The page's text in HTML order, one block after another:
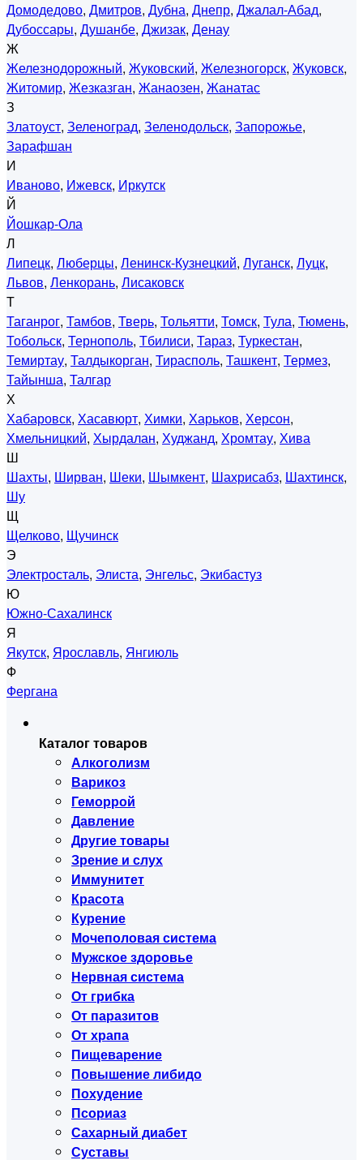
Домодедово, Дмитров, Дубна, Днепр, Джалал-Абад,
Дубоссары, Душанбе, Джизак, Денау
Ж
Железнодорожный, Жуковский, Железногорск, Жуковск,
Житомир, Жезказган, Жанаозен, Жанатас
З
Златоуст, Зеленоград, Зеленодольск, Запорожье,
Зарафшан
И
Иваново, Ижевск, Иркутск
Й
Йошкар-Ола
Л
Липецк, Люберцы, Ленинск-Кузнецкий, Луганск, Луцк,
Львов, Ленкорань, Лисаковск
Т
Таганрог, Тамбов, Тверь, Тольятти, Томск, Тула, Тюмень,
Тобольск, Тернополь, Тбилиси, Тараз, Туркестан,
Темиртау, Талдыкорган, Тирасполь, Ташкент, Термез,
Тайынша, Талгар
Х
Хабаровск, Хасавюрт, Химки, Харьков, Херсон,
Хмельницкий, Хырдалан, Худжанд, Хромтау, Хива
Ш
Шахты, Ширван, Шеки, Шымкент, Шахрисабз, Шахтинск,
Шу
Щ
Щелково, Щучинск
Э
Электросталь, Элиста, Энгельс, Экибастуз
Ю
Южно-Сахалинск
Я
Якутск, Ярославль, Янгиюль
Ф
Фергана
Каталог товаров
Алкоголизм
Варикоз
Геморрой
Давление
Другие товары
Зрение и слух
Иммунитет
Красота
Курение
Мочеполовая система
Мужское здоровье
Нервная система
От грибка
От паразитов
От храпа
Пищеварение
Повышение либидо
Похудение
Псориаз
Сахарный диабет
Суставы